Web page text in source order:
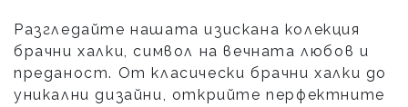
Разгледайте нашата изискана колекция
брачни халки, символ на вечната любов и
преданост. От класически брачни халки до
уникални дизайни, открийте перфектните